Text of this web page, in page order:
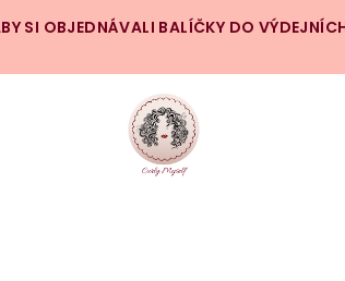
SI OBJEDNÁVALI BALÍČKY DO